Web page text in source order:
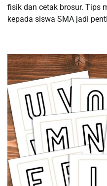
fisik dan cetak brosur. Tips
kepada siswa SMA jadi